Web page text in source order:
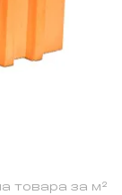
товара за м²